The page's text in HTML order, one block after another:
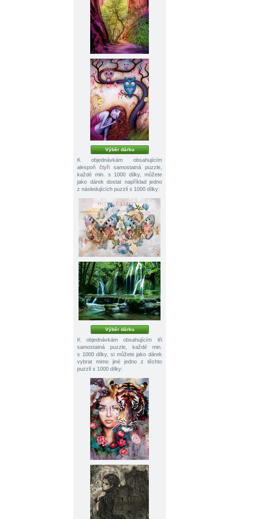
Výběr dárku
K objednávkám obsahujícím
alespoň čtyři samostatná puzzle,
každé min. s 1000 dílky, můžete
jako dárek dostat například jedno
z následujících puzzlí s 1000 dílky:
Výběr dárku
K objednávkám obsahujícím tři
samostatná puzzle, každé min.
s 1000 dílky, si můžete jako dárek
vybrat mimo jiné jedno z těchto
puzzlí s 1000 dílky: